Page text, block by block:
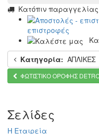
Kατόπιν παραγγελίας
επιστροφές
Κατηγορία: ΑΠΛΙΚΕΣ
ΦΩΤΙΣΤΙΚΟ ΟΡΟΦΗΣ
Σελίδες
Η Εταιρεία